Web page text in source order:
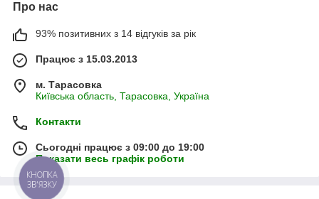
Про нас
93% позитивних з 14 відгуків за рік
Працює з 15.03.2013
м. Тарасовка
Київська область, Тарасовка, Україна
Контакти
Сьогодні працює з 09:00 до 19:00
Показати весь графік роботи
КНОПКА
ЗВ'ЯЗКУ